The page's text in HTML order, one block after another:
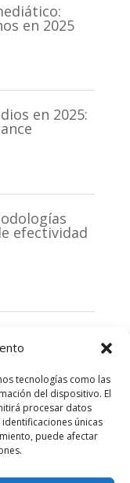
tecnologías como las
del dispositivo. El
procesar datos
únicas
puede afectar
en 2025
en 2025:
efectividad
de la